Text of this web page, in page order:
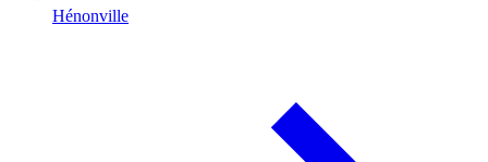
Hénonville